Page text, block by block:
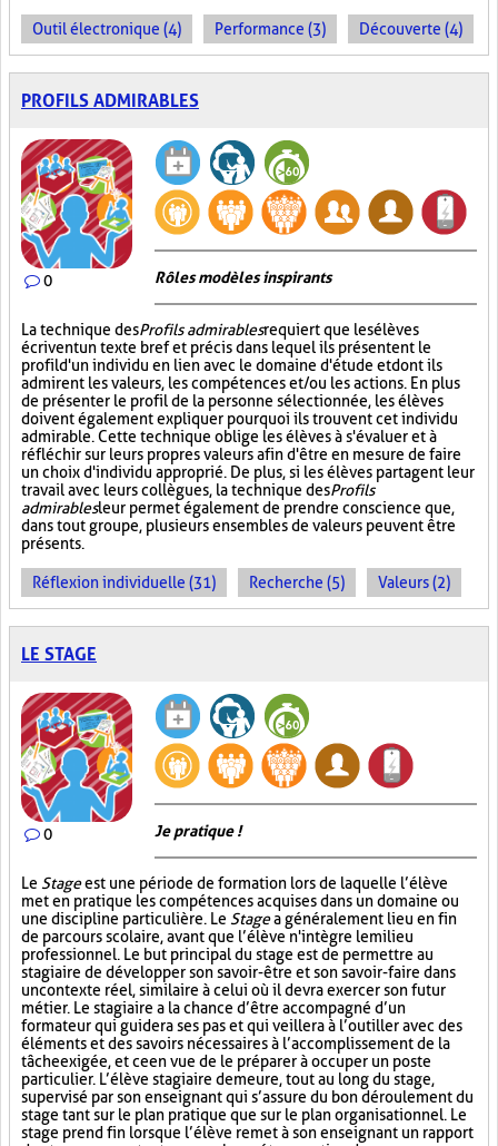
Outil électronique (4) Performance (3) Découverte (4)
PROFILS ADMIRABLES
0 Rôles modèles inspirants
La technique desProfils admirablesrequiert que les élèves
écrivent un texte bref et précis dans lequel ils présentent le
profil d'un individu en lien avec le domaine d'étude et dont ils
admirent les valeurs, les compétences et/ou les actions. En plus
de présenter le profil de la personne sélectionnée, les élèves
doivent également expliquer pourquoi ils trouvent cet individu
admirable. Cette technique oblige les élèves à s'évaluer et à
réfléchir sur leurs propres valeurs afin d'être en mesure de faire
un choix d'individu approprié. De plus, si les élèves partagent leur
travail avec leurs collègues, la technique desProfils
admirablesleur permet également de prendre conscience que,
dans tout groupe, plusieurs ensembles de valeurs peuvent être
présents.
Réflexion individuelle (31) Recherche (5) Valeurs (2)
LE STAGE
0 Je pratique !
Le Stageest une période de formation lors de laquelle l’élève
met en pratique les compétences acquises dans un domaine ou
une discipline particulière. Le Stagea généralement lieu en fin
de parcours scolaire, avant que l’élève n'intègre le milieu
professionnel. Le but principal du stage est de permettre au
stagiaire de développer son savoir-être et son savoir-faire dans
un contexte réel, similaire à celui où il devra exercer son futur
métier. Le stagiaire a la chance d’être accompagné d’un
formateur qui guidera ses pas et qui veillera à l’outiller avec des
éléments et des savoirs nécessaires à l’accomplissement de la
tâche exigée, et ce en vue de le préparer à occuper un poste
particulier. L’élève stagiaire demeure, tout au long du stage,
supervisé par son enseignant qui s’assure du bon déroulement du
stage tant sur le plan pratique que sur le plan organisationnel. Le
stage prend fin lorsque l’élève remet à son enseignant un rapport